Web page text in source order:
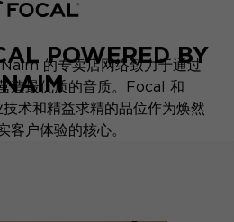
POWERED BY
NAIM
的专卖店网络致力于通过
造最优质的音质。Focal 和
技术和精益求精的品位作为焕然
客户体验的核心。